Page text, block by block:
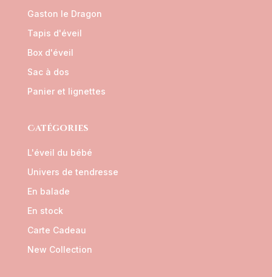
Gaston le Dragon
Tapis d'éveil
Box d'éveil
Sac à dos
Panier et lignettes
Catégories
L'éveil du bébé
Univers de tendresse
En balade
En stock
Carte Cadeau
New Collection